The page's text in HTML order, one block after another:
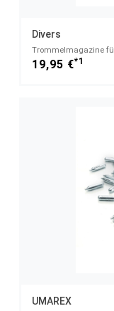
Divers
Trommelmagazine
19,95 €*1
UMAREX